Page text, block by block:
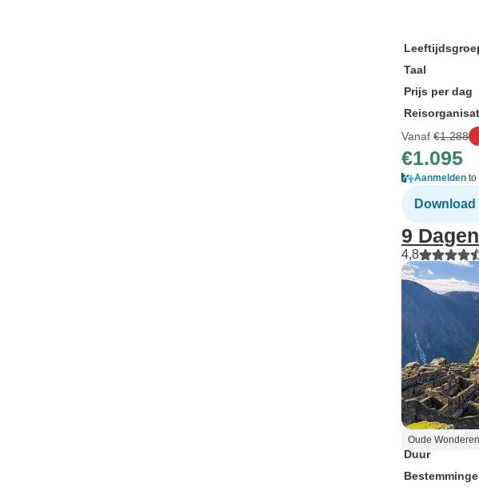
Taal
Prijs per dag
Vanaf €1.288
€1.095
Aanmelden to
9
4,8
Oude Wonderen
Duur